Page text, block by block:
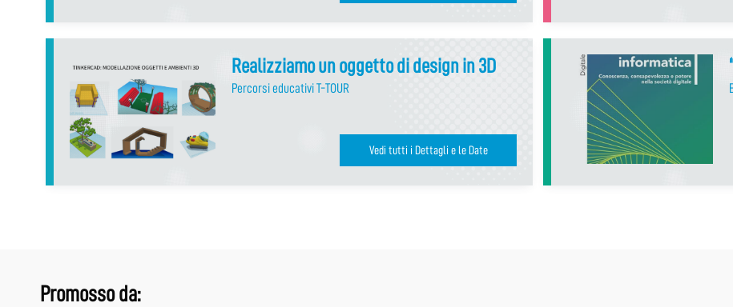
Realizziamo un oggetto di design in 3D
Percorsi educativi T-TOUR
Vedi tutti i Dettagli e le Date
Promosso da: